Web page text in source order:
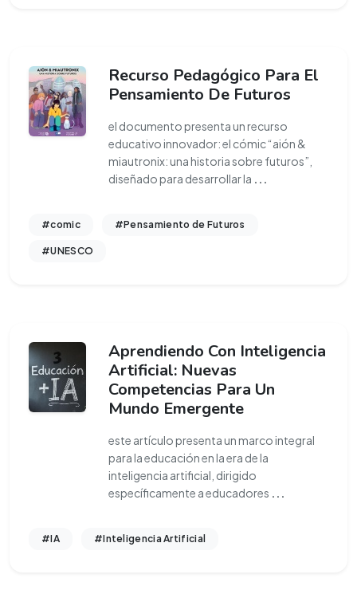
Recurso Pedagógico Para El
Pensamiento De Futuros
el documento presenta un recurso
educativo innovador: el cómic “aión &
miautronix: una historia sobre futuros”,
diseñado para desarrollar la ...
#comic #Pensamiento de Futuros
#UNESCO
Aprendiendo Con Inteligencia
Artificial: Nuevas
Competencias Para Un
Mundo Emergente
este artículo presenta un marco integral
para la educación en la era de la
inteligencia artificial, dirigido
específicamente a educadores ...
#IA #Inteligencia Artificial